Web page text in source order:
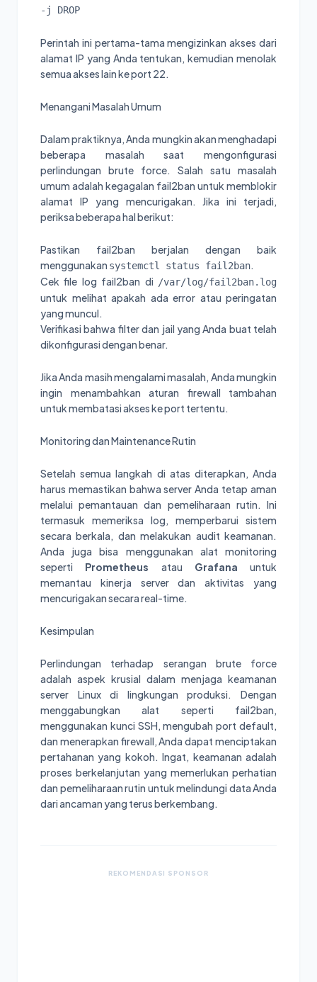
-j DROP
Perintah ini pertama-tama mengizinkan akses dari
alamat IP yang Anda tentukan, kemudian menolak
semua akses lain ke port 22.
Menangani Masalah Umum
Dalam praktiknya, Anda mungkin akan menghadapi
beberapa masalah saat mengonfigurasi
perlindungan brute force. Salah satu masalah
umum adalah kegagalan fail2ban untuk memblokir
alamat IP yang mencurigakan. Jika ini terjadi,
periksa beberapa hal berikut:
Pastikan fail2ban berjalan dengan baik
menggunakan systemctl status fail2ban.
Cek file log fail2ban di /var/log/fail2ban.log
untuk melihat apakah ada error atau peringatan
yang muncul.
Verifikasi bahwa filter dan jail yang Anda buat telah
dikonfigurasi dengan benar.
Jika Anda masih mengalami masalah, Anda mungkin
ingin menambahkan aturan firewall tambahan
untuk membatasi akses ke port tertentu.
Monitoring dan Maintenance Rutin
Setelah semua langkah di atas diterapkan, Anda
harus memastikan bahwa server Anda tetap aman
melalui pemantauan dan pemeliharaan rutin. Ini
termasuk memeriksa log, memperbarui sistem
secara berkala, dan melakukan audit keamanan.
Anda juga bisa menggunakan alat monitoring
seperti Prometheus atau Grafana untuk
memantau kinerja server dan aktivitas yang
mencurigakan secara real-time.
Kesimpulan
Perlindungan terhadap serangan brute force
adalah aspek krusial dalam menjaga keamanan
server Linux di lingkungan produksi. Dengan
menggabungkan alat seperti fail2ban,
menggunakan kunci SSH, mengubah port default,
dan menerapkan firewall, Anda dapat menciptakan
pertahanan yang kokoh. Ingat, keamanan adalah
proses berkelanjutan yang memerlukan perhatian
dan pemeliharaan rutin untuk melindungi data Anda
dari ancaman yang terus berkembang.
REKOMENDASI SPONSOR